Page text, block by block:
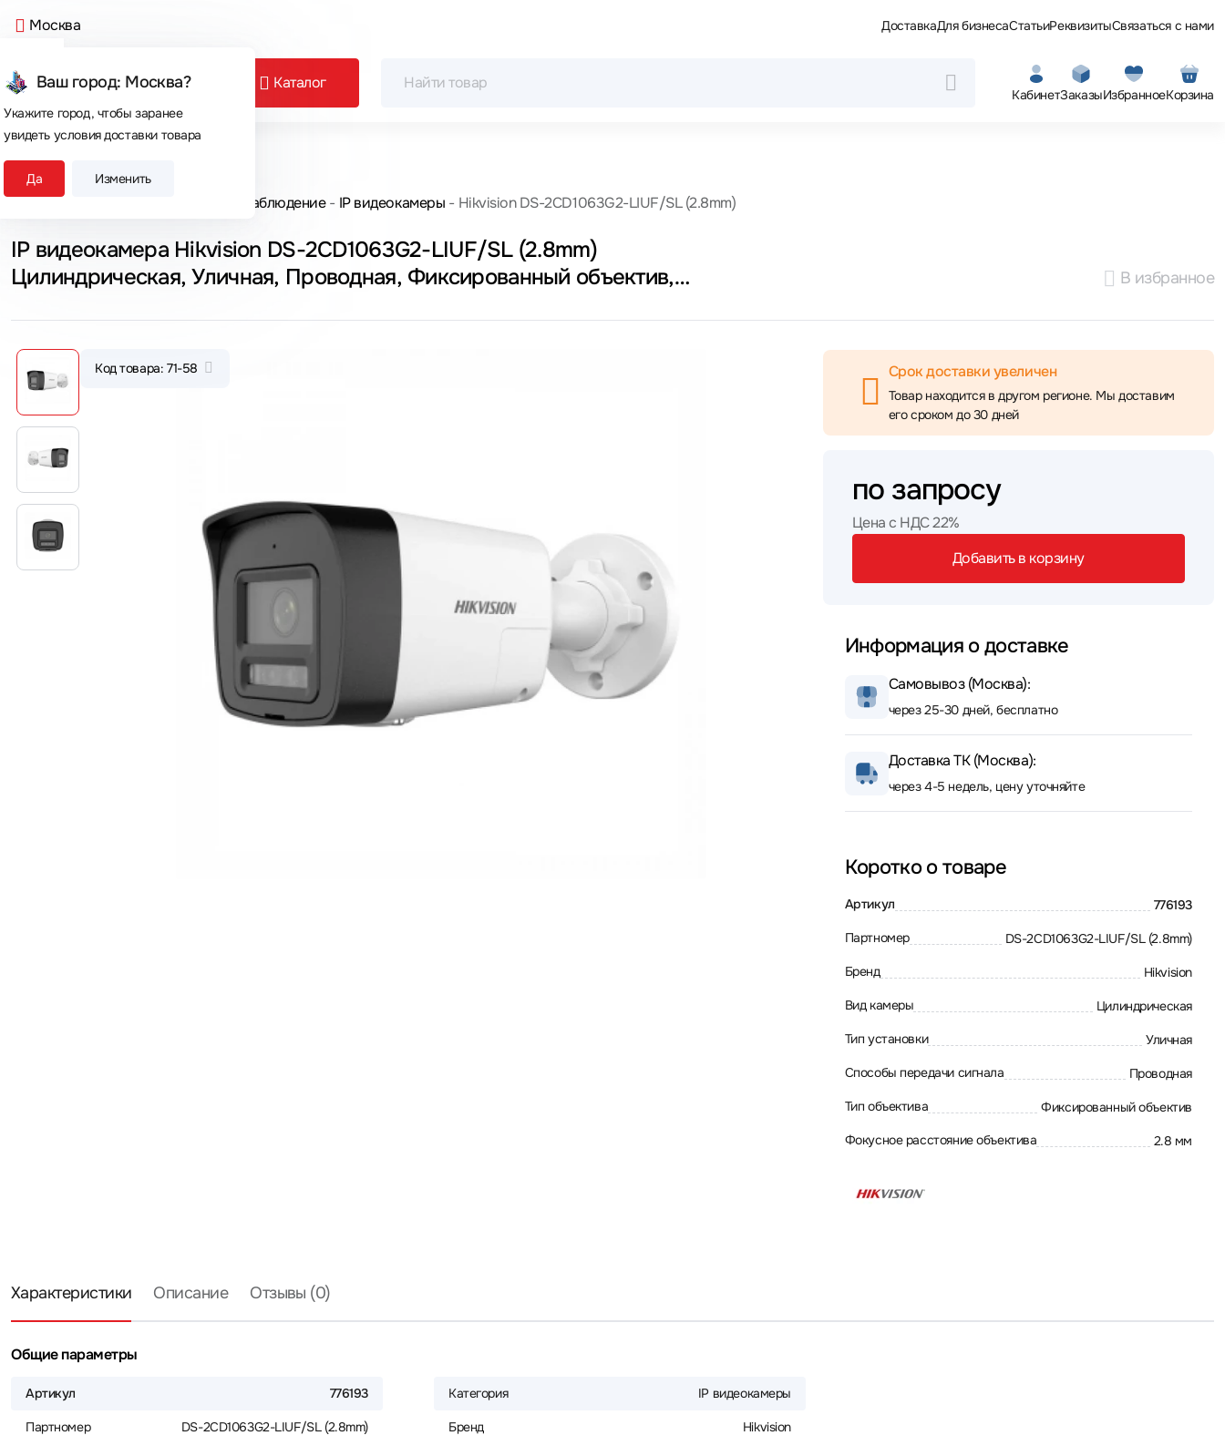
Москва
Ваш город: Москва?
Укажите город, чтобы заранее
увидеть условия доставки товара
Да Изменить
ДоставкаДля бизнесаСтатьиРеквизитыСвязаться с нами
Каталог
КабинетЗаказыИзбранноеКорзина
Сегодня покупают
Главная Видеонаблюдение IP видеокамеры Hikvision DS-2CD1063G2-LIUF/SL (2.8mm)
IP видеокамера Hikvision DS-2CD1063G2-LIUF/SL (2.8mm)
Цилиндрическая, Уличная, Проводная, Фиксированный объектив,
В избранное
Код товара: 71-58 Срок доставки увеличен
Товар находится в другом регионе. Мы доставим
его сроком до 30 дней
по запросу
Цена с НДС 22%
Добавить в корзину
Информация о доставке
Самовывоз (Москва):
через 25-30 дней, бесплатно
Доставка ТК (Москва):
через 4-5 недель, цену уточняйте
Коротко о товаре
Артикул 776193
Партномер DS-2CD1063G2-LIUF/SL (2.8mm)
Бренд Hikvision
Вид камеры Цилиндрическая
Тип установки Уличная
Способы передачи сигнала Проводная
Тип объектива Фиксированный объектив
Фокусное расстояние объектива 2.8 мм
Характеристики Описание Отзывы (0)
Общие параметры
Артикул 776193
Партномер DS-2CD1063G2-LIUF/SL (2.8mm)
Категория IP видеокамеры
Бренд Hikvision